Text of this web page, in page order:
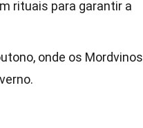
rituais para garantir a
onde os Mordvinos